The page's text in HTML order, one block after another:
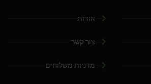
אודות
צור קשר
מדניות משלוחים